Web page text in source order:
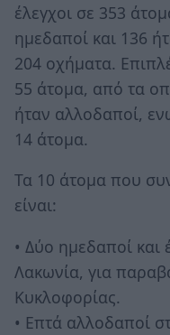
έλεγχοι σε 353
ημεδαποί και 136
204 οχήματα.
55 άτομα, από τα
ήταν αλλοδαποί,
14 άτομα.
Τα 10 άτομα που
είναι:
• Δύο ημεδαποί
Λακωνία, για
Κυκλοφορίας.
• Επτά αλλοδαποί